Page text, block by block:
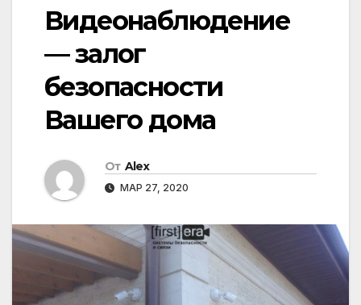
Видеонаблюдение
— залог
безопасности
Вашего дома
От Alex
МАР 27, 2020